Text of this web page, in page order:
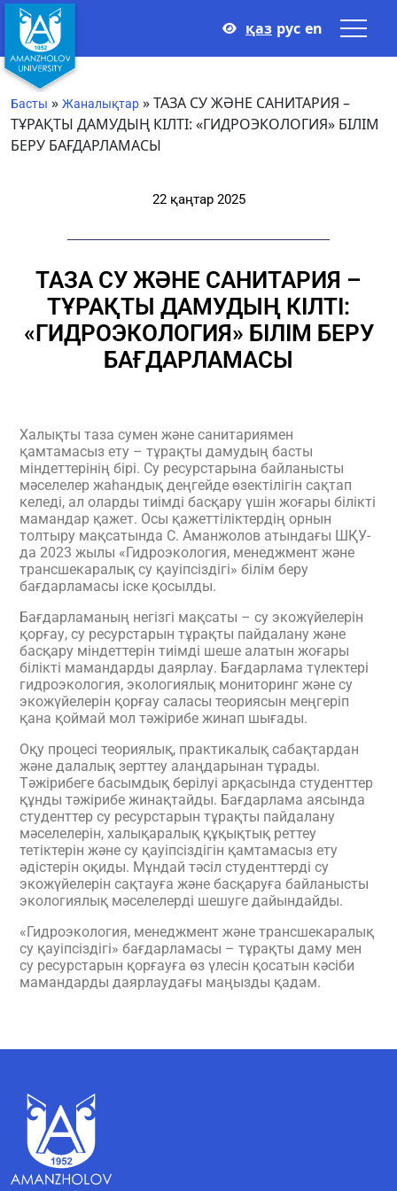
қаз рус en
Басты » Жаналықтар »ТАЗА СУ ЖӘНЕ САНИТАРИЯ –
ТҰРАҚТЫ ДАМУДЫҢ КІЛТІ: «ГИДРОЭКОЛОГИЯ» БІЛІМ
БЕРУ БАҒДАРЛАМАСЫ
22 қаңтар 2025
ТАЗА СУ ЖӘНЕ САНИТАРИЯ –
ТҰРАҚТЫ ДАМУДЫҢ КІЛТІ:
«ГИДРОЭКОЛОГИЯ» БІЛІМ БЕРУ
БАҒДАРЛАМАСЫ
Халықты таза сумен және санитариямен
қамтамасыз ету – тұрақты дамудың басты
міндеттерінің бірі. Су ресурстарына байланысты
мәселелер жаһандық деңгейде өзектілігін сақтап
келеді, ал оларды тиімді басқару үшін жоғары білікті
мамандар қажет. Осы қажеттіліктердің орнын
толтыру мақсатында С. Аманжолов атындағы ШҚУ-
да 2023 жылы «Гидроэкология, менеджмент және
трансшекаралық су қауіпсіздігі» білім беру
бағдарламасы іске қосылды.
Бағдарламаның негізгі мақсаты – су экожүйелерін
қорғау, су ресурстарын тұрақты пайдалану және
басқару міндеттерін тиімді шеше алатын жоғары
білікті мамандарды даярлау. Бағдарлама түлектері
гидроэкология, экологиялық мониторинг және су
экожүйелерін қорғау саласы теориясын меңгеріп
қана қоймай мол тәжірибе жинап шығады.
Оқу процесі теориялық, практикалық сабақтардан
және далалық зерттеу алаңдарынан тұрады.
Тәжірибеге басымдық берілуі арқасында студенттер
құнды тәжірибе жинақтайды. Бағдарлама аясында
студенттер су ресурстарын тұрақты пайдалану
мәселелерін, халықаралық құқықтық реттеу
тетіктерін және су қауіпсіздігін қамтамасыз ету
әдістерін оқиды. Мұндай тәсіл студенттерді су
экожүйелерін сақтауға және басқаруға байланысты
экологиялық мәселелерді шешуге дайындайды.
«Гидроэкология, менеджмент және трансшекаралық
су қауіпсіздігі» бағдарламасы – тұрақты даму мен
су ресурстарын қорғауға өз үлесін қосатын кәсіби
мамандарды даярлаудағы маңызды қадам.